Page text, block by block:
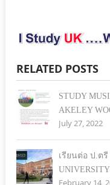
RELATED POSTS
STUDY
AKELEY
July 27, 2022
เรียนต่อ ป.ตรี
February 14,